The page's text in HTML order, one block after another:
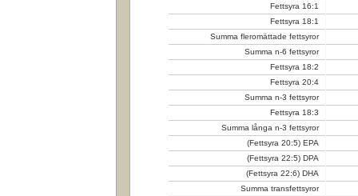
Fettsyra 16:1
Fettsyra 18:1
Summa fleromättade fettsyror
Summa n-6 fettsyror
Fettsyra 18:2
Fettsyra 20:4
Summa n-3 fettsyror
Fettsyra 18:3
Summa långa n-3 fettsyror
(Fettsyra 20:5) EPA
(Fettsyra 22:5) DPA
(Fettsyra 22:6) DHA
Summa transfettsyror